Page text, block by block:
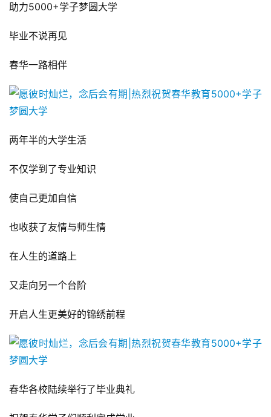
助力5000+学子梦圆大学
毕业不说再见
春华一路相伴
两年半的大学生活
不仅学到了专业知识
使自己更加自信
也收获了友情与师生情
在人生的道路上
又走向另一个台阶
开启人生更美好的锦绣前程
春华各校陆续举行了毕业典礼